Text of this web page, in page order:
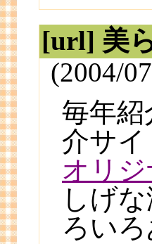
[url] 美
(2004/
毎年
介サ
オリ
しげ
ろいろ